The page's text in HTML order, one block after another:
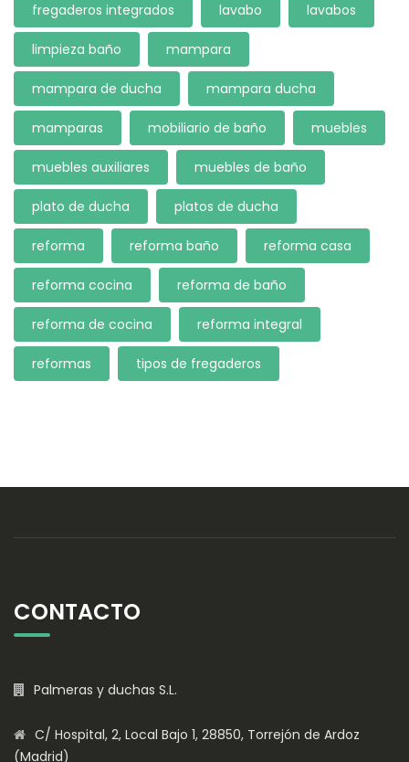
fregaderos integrados lavabo lavabos
limpieza baño mampara
mampara de ducha mampara ducha
mamparas mobiliario de baño muebles
muebles auxiliares muebles de baño
plato de ducha platos de ducha
reforma reforma baño reforma casa
reforma cocina reforma de baño
reforma de cocina reforma integral
reformas tipos de fregaderos
CONTACTO
Palmeras y duchas S.L.
C/ Hospital, 2, Local Bajo 1, 28850, Torrejón de Ardoz
(Madrid)